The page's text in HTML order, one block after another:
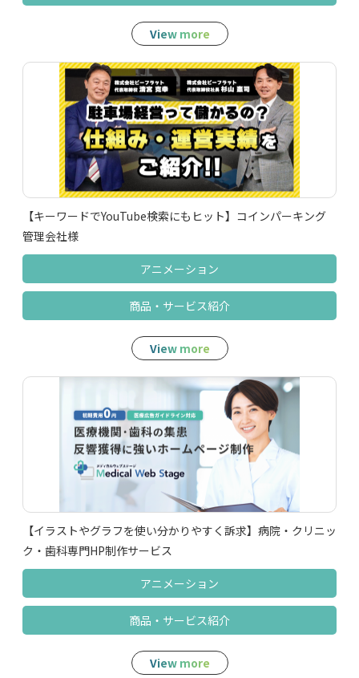
View more
【キーワードでYouTube検索にもヒット】コインパーキング
管理会社様
アニメーション
商品‧サービス紹介
View more
【イラストやグラフを使い分かりやすく訴求】病院・クリニッ
ク・歯科専門HP制作サービス
アニメーション
商品‧サービス紹介
View more